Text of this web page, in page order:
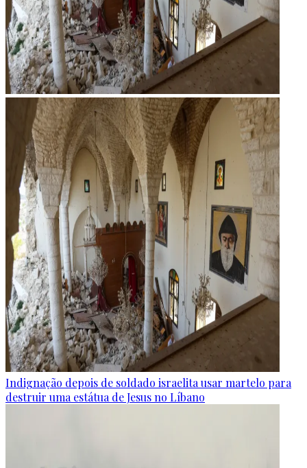
Indignação depois de soldado israelita usar martelo para
destruir uma estátua de Jesus no Líbano